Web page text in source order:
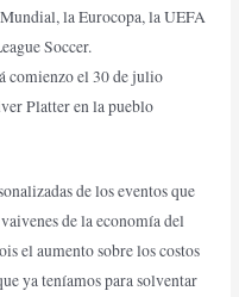
la Eurocopa, la UEFA
Soccer.
comienzo el 30 de julio
Platter en la pueblo
de los eventos que
de la economía del
el aumento sobre los costos
ya teníamos para solventar